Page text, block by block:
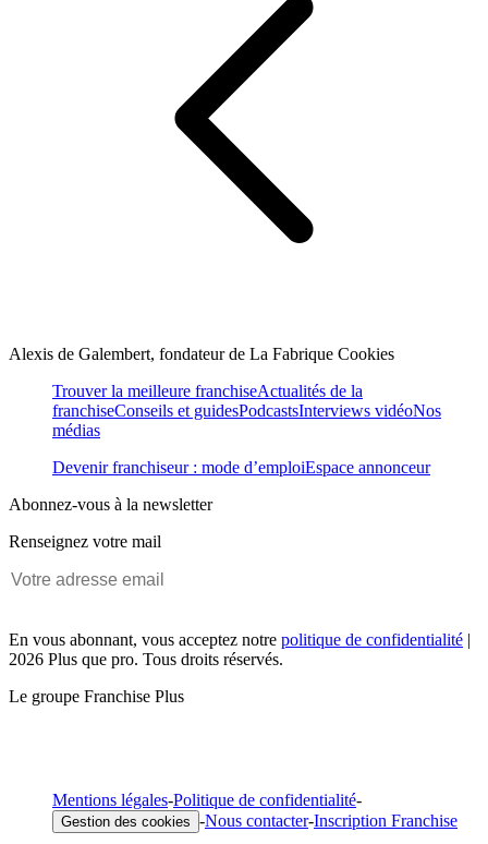
Alexis de Galembert, fondateur de La Fabrique Cookies
Trouver la meilleure franchiseActualités de la
franchiseConseils et guidesPodcastsInterviews vidéoNos
médias
Devenir franchiseur : mode d’emploiEspace annonceur
Abonnez-vous à la newsletter
Renseignez votre mail
En vous abonnant, vous acceptez notre politique de confidentialité |
2026 Plus que pro. Tous droits réservés.
Le groupe Franchise Plus
Mentions légales-Politique de confidentialité-
Gestion des cookies -Nous contacter-Inscription Franchise